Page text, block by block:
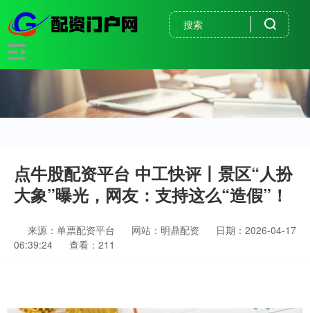
点牛股配资平台 中工快评丨景区“人扮
大象”曝光，网友：支持这么“造假”！
来源：单票配资平台 网站：明鼎配资
日期：2026-04-17
06:39:24
查看：211